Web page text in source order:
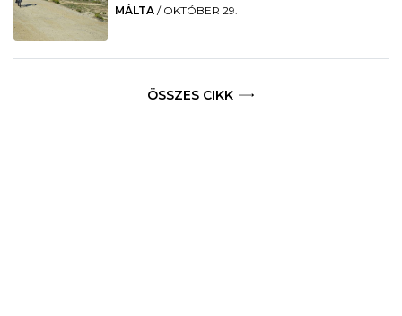
MÁLTA / OKTÓBER 29.
ÖSSZES CIKK